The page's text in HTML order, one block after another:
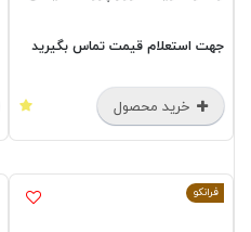
جهت استعلام قیمت تماس بگیرید
خرید محصول
فرانکو